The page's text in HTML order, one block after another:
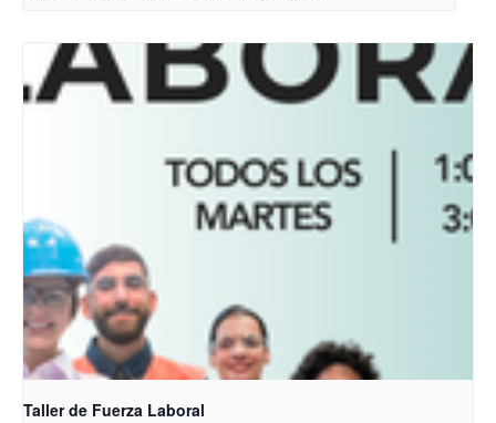
Taller de Fuerza Laboral